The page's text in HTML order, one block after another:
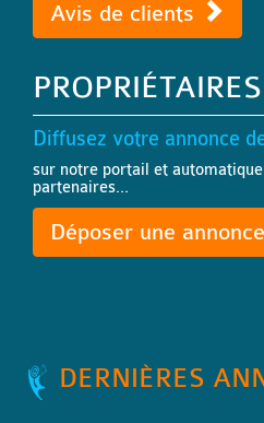
Avis de clients
PROPRIÉTAIRES
Diffusez votre annonce
sur notre portail et
partenaires...
Déposer une annonce
DERNIÈRES